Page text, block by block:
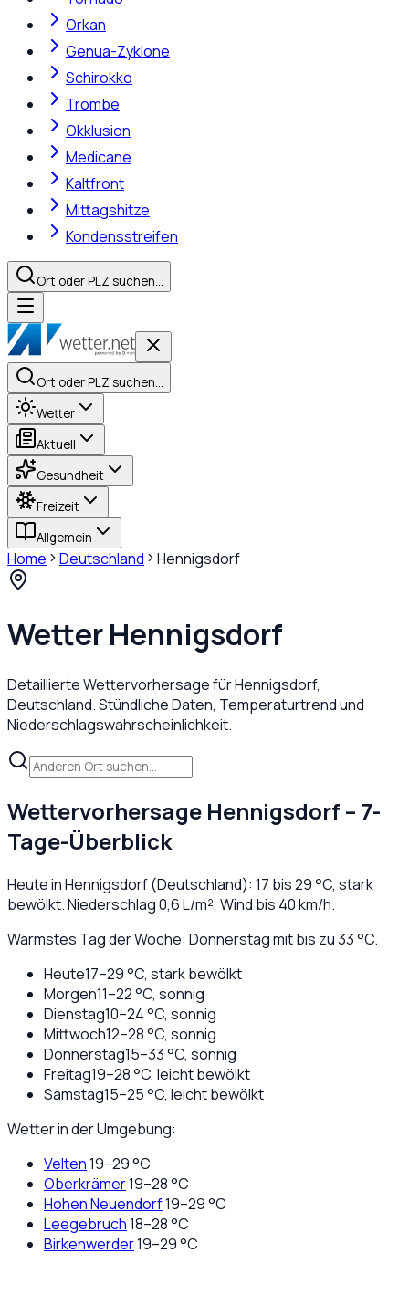
Orkan
Genua-Zyklone
Schirokko
Trombe
Okklusion
Medicane
Kaltfront
Mittagshitze
Kondensstreifen
Ort oder PLZ suchen…
Ort oder PLZ suchen…
Wetter
Aktuell
Gesundheit
Freizeit
Allgemein
Home Deutschland Hennigsdorf
WetterHennigsdorf
Detaillierte Wettervorhersage fürHennigsdorf,
Deutschland. Stündliche Daten, Temperaturtrend und
Niederschlagswahrscheinlichkeit.
Wettervorhersage Hennigsdorf – 7-
Tage-Überblick
Heute inHennigsdorf(Deutschland): 17 bis29°C, stark
bewölkt. Niederschlag0,6L/m², Wind bis 40km/h.
Wärmstes Tag der Woche: Donnerstag mit bis zu 33 °C.
Heute17–29°C, stark bewölkt
Morgen11–22°C, sonnig
Dienstag10–24°C, sonnig
Mittwoch12–28°C, sonnig
Donnerstag15–33°C, sonnig
Freitag19–28°C, leicht bewölkt
Samstag15–25°C, leicht bewölkt
Wetter in der Umgebung:
Velten19–29°C
Oberkrämer19–28°C
Hohen Neuendorf19–29°C
Leegebruch18–28°C
Birkenwerder19–29°C